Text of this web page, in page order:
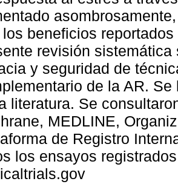
los beneficios
revisión
y seguridad de
de la AR.
literatura. Se
MEDLINE,
de Registro
los ensayos